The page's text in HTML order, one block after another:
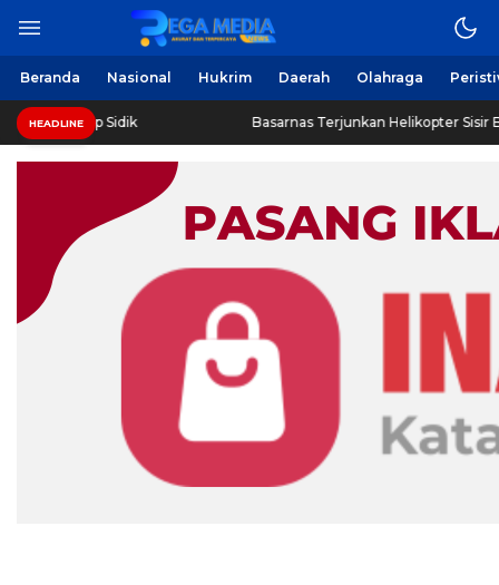
Beranda Nasional Hukrim Daerah Olahraga
HEADLINE
Sidik Basarnas Terjunkan Helikopter Sisir Bangkai KMP